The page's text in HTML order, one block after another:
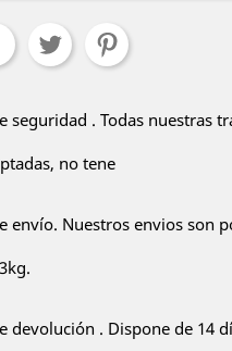
seguridad . Todas nuestras
no tene
envío. Nuestros envios son
devolución . Dispone de 14